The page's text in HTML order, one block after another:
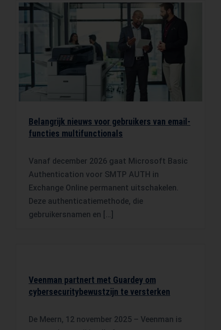
Belangrijk nieuws voor gebruikers van email-
functies multifunctionals
Vanaf december 2026 gaat Microsoft Basic
Authentication voor SMTP AUTH in
Exchange Online permanent uitschakelen.
Deze authenticatiemethode, die
gebruikersnamen en […]
Veenman partnert met Guardey om
cybersecuritybewustzijn te versterken
De Meern, 12 november 2025 – Veenman is